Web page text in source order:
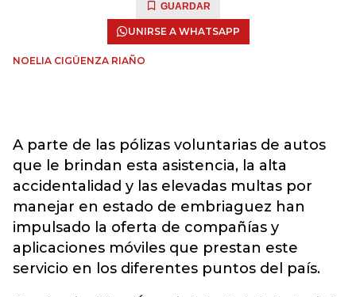
GUARDAR
UNIRSE A WHATSAPP
NOELIA CIGÜENZA RIAÑO
A parte de las pólizas voluntarias de autos
que le brindan esta asistencia, la alta
accidentalidad y las elevadas multas por
manejar en estado de embriaguez han
impulsado la oferta de compañías y
aplicaciones móviles que prestan este
servicio en los diferentes puntos del país.